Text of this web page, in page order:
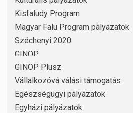
Kisfaludy Program
Magyar Falu Program pályázatok
Széchenyi 2020
GINOP
GINOP Plusz
Vállalkozóvá válási támogatás
Egészségügyi pályázatok
Egyházi pályázatok